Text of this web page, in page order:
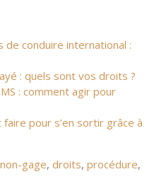
conduire international :
: quels sont vos droits ?
: comment agir pour
pour s’en sortir grâce à
gage, droits, procédure,